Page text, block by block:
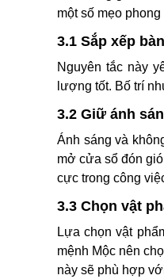
một số mẹo
3.1 Sắp xếp
Nguyên tắc này
lượng tốt. Bố trí
3.2 Giữ ánh
Ánh sáng và
mở cửa sổ đón
cực trong công
3.3 Chọn vật
Lựa chọn vật
mệnh Mộc nên
này sẽ phù hợp